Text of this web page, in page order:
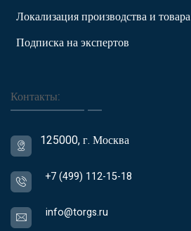
Локализация производства и товара
Подписка на экспертов
Контакты:
125000, г. Москва
+7 (499) 112-15-18
info@torgs.ru